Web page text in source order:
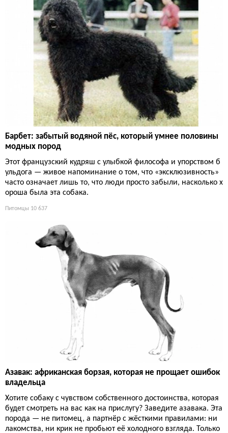
Барбет: забытый водяной пёс, который умнее половины
модных пород
Этот французский кудряш с улыбкой философа и упорством б
ульдога — живое напоминание о том, что «эксклюзивность»
часто означает лишь то, что люди просто забыли, насколько х
ороша была эта собака.
Питомцы 10 637
Азавак: африканская борзая, которая не прощает ошибок
владельца
Хотите собаку с чувством собственного достоинства, которая
будет смотреть на вас как на прислугу? Заведите азавака. Эта
порода — не питомец, а партнёр с жёсткими правилами: ни
лакомства, ни крик не пробьют её холодного взгляда. Только